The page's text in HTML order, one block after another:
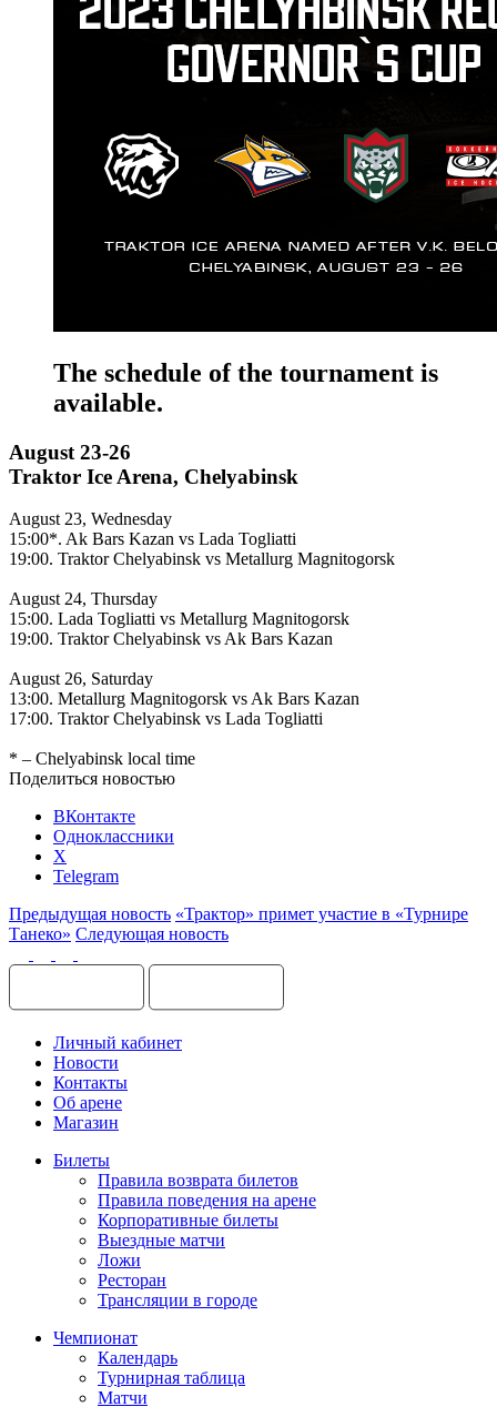
The schedule of the tournament is
available.
August 23-26
Traktor Ice Arena, Chelyabinsk
August 23, Wednesday
15:00*. Ak Bars Kazan vs Lada Togliatti
19:00. Traktor Chelyabinsk vs Metallurg Magnitogorsk
August 24, Thursday
15:00. Lada Togliatti vs Metallurg Magnitogorsk
19:00. Traktor Chelyabinsk vs Ak Bars Kazan
August 26, Saturday
13:00. Metallurg Magnitogorsk vs Ak Bars Kazan
17:00. Traktor Chelyabinsk vs Lada Togliatti
* – Chelyabinsk local time
Поделиться новостью
ВКонтакте
Одноклассники
X
Telegram
Предыдущая новость «Трактор» примет участие в «Турнире
Танеко» Следующая новость
Личный кабинет
Новости
Контакты
Об арене
Магазин
Билеты
Правила возврата билетов
Правила поведения на арене
Корпоративные билеты
Выездные матчи
Ложи
Ресторан
Трансляции в городе
Чемпионат
Календарь
Турнирная таблица
Матчи